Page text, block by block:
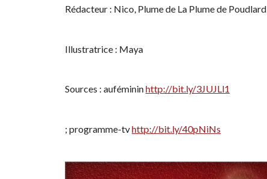
Rédacteur : Nico, Plume de La Plume de Poudlard
Illustratrice : Maya
Sources : aufémininhttp://bit.ly/3JUJLl1
; programme-tvhttp://bit.ly/40pNiNs